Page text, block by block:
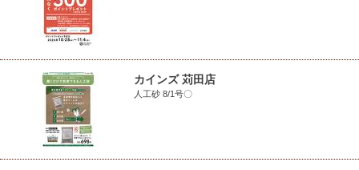
カインズ 苅田店
人工砂 8/1号〇